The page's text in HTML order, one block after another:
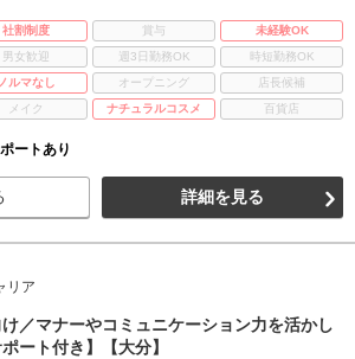
社割制度 賞与
未経験OK
男女歓迎 週3日勤務OK
時短勤務OK
ノルマなし オープニング
店長候補
メイク ナチュラルコスメ 百貨店
ートあり
詳細を見る
リア
／マナーやコミュニケーション力を活かし
ート付き】【大分】